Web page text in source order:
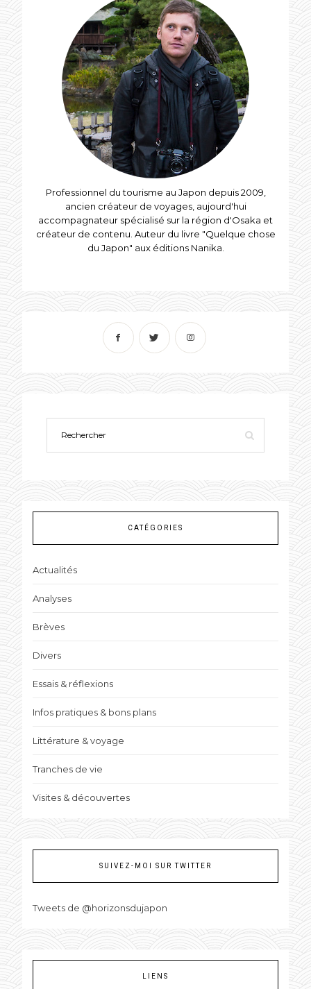
Professionnel du tourisme au Japon depuis 2009,
ancien créateur de voyages, aujourd'hui
accompagnateur spécialisé sur la région d'Osaka et
créateur de contenu. Auteur du livre "Quelque chose
du Japon" aux éditions Nanika.
CATÉGORIES
Actualités
Analyses
Brèves
Divers
Essais & réflexions
Infos pratiques & bons plans
Littérature & voyage
Tranches de vie
Visites & découvertes
SUIVEZ-MOI SUR TWITTER
Tweets de @horizonsdujapon
LIENS